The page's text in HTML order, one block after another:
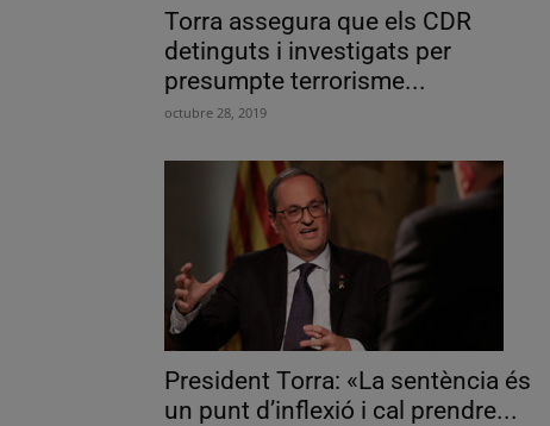
Torra assegura que els CDR
detinguts i investigats per
presumpte terrorisme...
octubre 28, 2019
President Torra: «La sentència és
un punt d’inflexió i cal prendre...